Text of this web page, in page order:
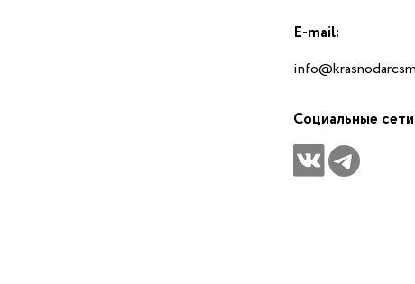
E-mail:
Социальные сети